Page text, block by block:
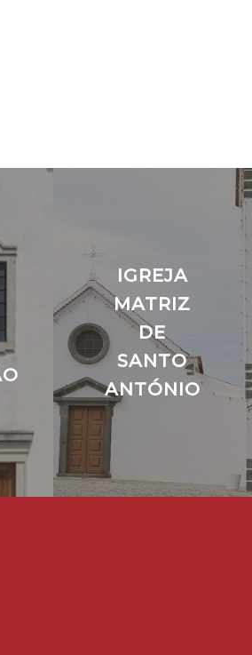
IGREJA
MATRIZ
DE
SANTO
ANTÓNIO